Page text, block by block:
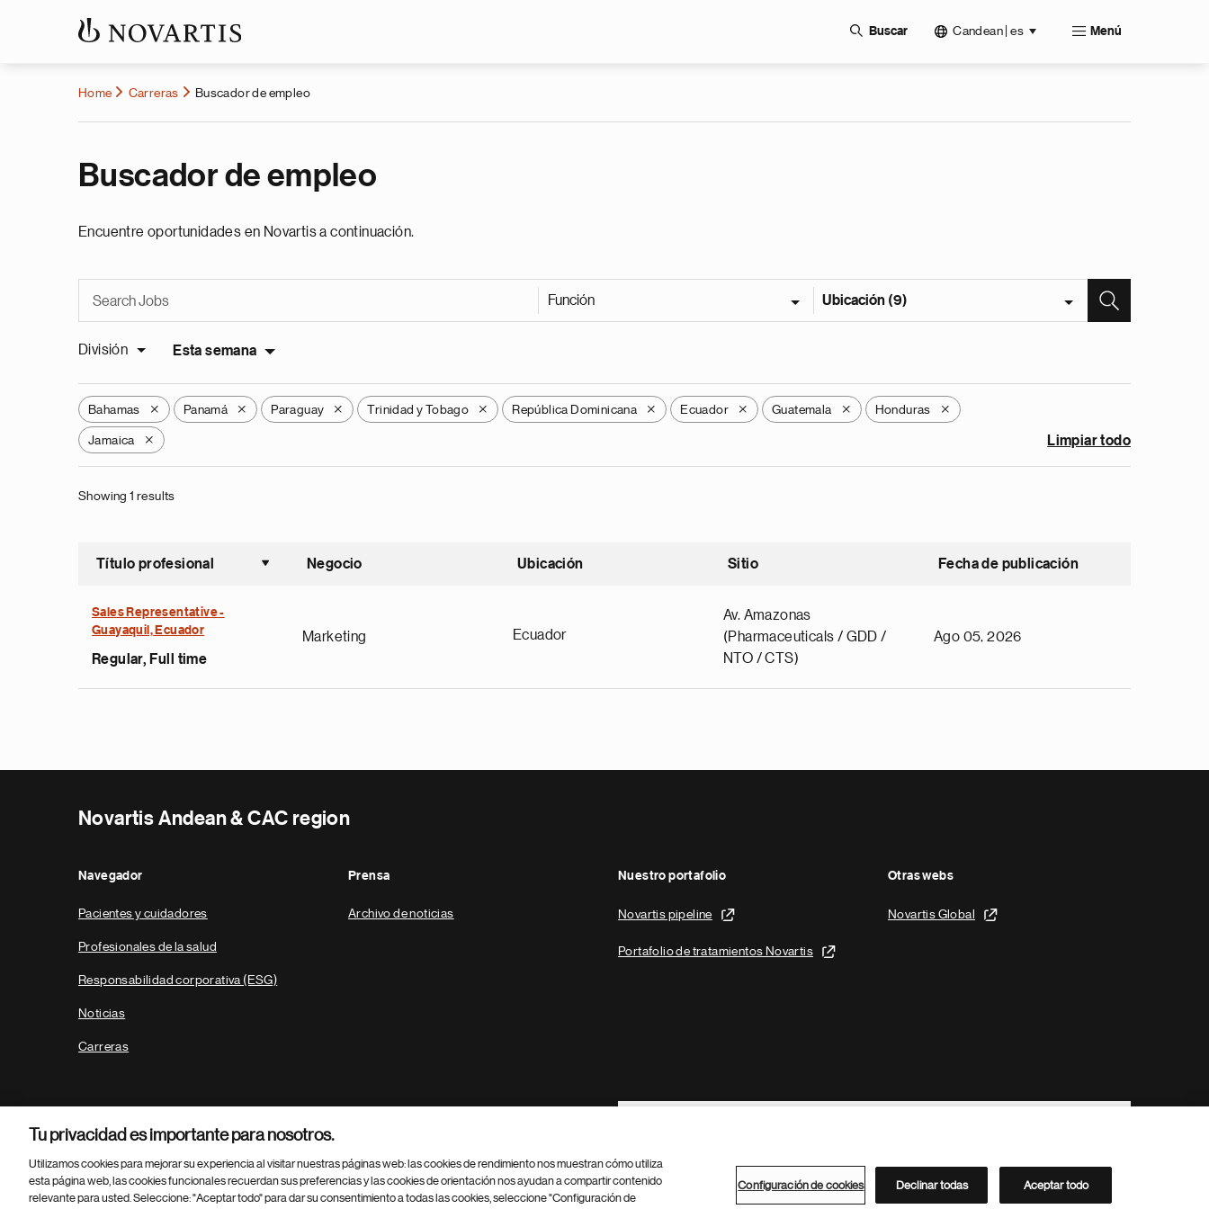
Buscar Candean | es Menú
Home Carreras Buscador de empleo
Buscador de empleo
Encuentre oportunidades en Novartis a continuación.
Función Ubicación (9)
División Esta semana
Bahamas X Panamá X Paraguay X Trinidad y Tobago X República Dominicana X Ecuador X Guatemala X Honduras X
Jamaica X Limpiar todo
Showing 1 results
Título profesional
Ordenar ascendente
Negocio Ubicación Sitio Fecha de publicación
Sales Representative -
Guayaquil, Ecuador
Regular, Full time
Marketing Ecuador
Av. Amazonas
(Pharmaceuticals / GDD /
NTO / CTS)
Ago 05, 2026
Novartis Andean & CAC region
Navegador
Pacientes y cuidadores
Profesionales de la salud
Responsabilidad corporativa (ESG)
Noticias
Carreras
Prensa
Archivo de noticias
Nuestro portafolio
Novartis pipeline
Portafolio de tratamientos Novartis
Otras webs
Novartis Global
Footer Site Search
Parte
© 2026 Novartis AG Directorio de Novartis
Tu privacidad es importante para nosotros.
Utilizamos cookies para mejorar su experiencia al visitar nuestras páginas web: las cookies de rendimiento nos muestran cómo utiliza
esta página web, las cookies funcionales recuerdan sus preferencias y las cookies de orientación nos ayudan a compartir contenido
relevante para usted. Seleccione: "Aceptar todo" para dar su consentimiento a todas las cookies, seleccione "Configuración de
Configuración de cookies Declinar todas Aceptar todo